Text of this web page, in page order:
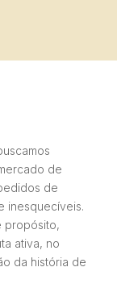
de
de
inesquecíveis.
propósito,
ativa, no
da história de